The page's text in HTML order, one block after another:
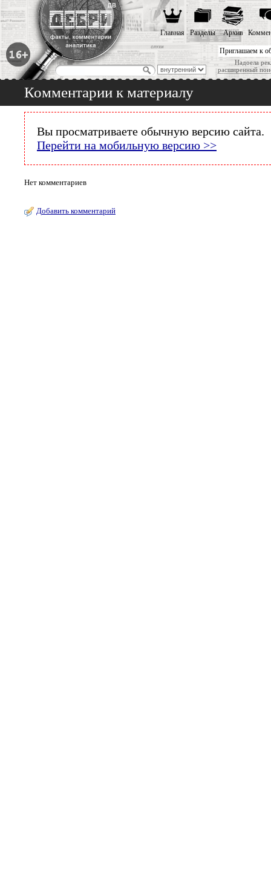
Приглашаем к
Надоела
расширенный
Главная Разделы Архив
Комментарии к материалу
Вы просматриваете обычную версию сайта.
Перейти на мобильную версию >>
Нет комментариев
Добавить комментарий